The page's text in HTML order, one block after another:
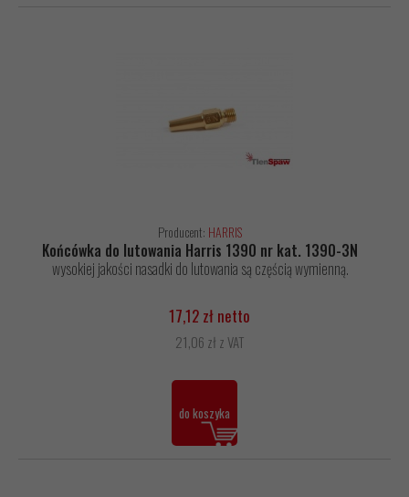
Producent: HARRIS
Końcówka do lutowania Harris 1390 nr kat. 1390-3N
wysokiej jakości nasadki do lutowania są częścią wymienną.
17,12 zł netto
21,06 zł z VAT
do koszyka